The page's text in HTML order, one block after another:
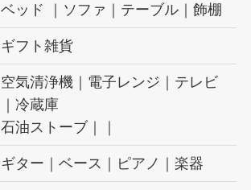
ベッド ｜ソファ｜テーブル｜飾棚
ギフト雑貨
空気清浄機｜電子レンジ｜テレビ
｜冷蔵庫
石油ストーブ｜｜
ギター｜ベース｜ピアノ｜楽器